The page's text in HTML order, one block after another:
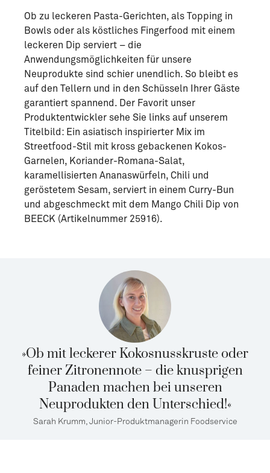
Ob zu leckeren Pasta-Gerichten, als Topping in
Bowls oder als köstliches Fingerfood mit einem
leckeren Dip serviert – die
Anwendungsmöglichkeiten für unsere
Neuprodukte sind schier unendlich. So bleibt es
auf den Tellern und in den Schüsseln Ihrer Gäste
garantiert spannend. Der Favorit unser
Produktentwickler sehe Sie links auf unserem
Titelbild: Ein asiatisch inspirierter Mix im
Streetfood-Stil mit kross gebackenen Kokos-
Garnelen, Koriander-Romana-Salat,
karamellisierten Ananaswürfeln, Chili und
geröstetem Sesam, serviert in einem Curry-Bun
und abgeschmeckt mit dem Mango Chili Dip von
BEECK (Artikelnummer 25916).
»Ob mit leckerer Kokosnusskruste oder
feiner Zitronennote – die knusprigen
Panaden machen bei unseren
Neuprodukten den Unterschied!«
Sarah Krumm, Junior-Produktmanagerin Foodservice